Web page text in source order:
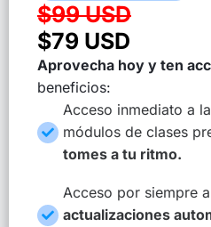
$99 USD
$79 USD
Aprovecha hoy y ten
beneficios:
Acceso inmediato a
módulos de clases
tomes a tu ritmo.
Acceso por siempre
actualizaciones